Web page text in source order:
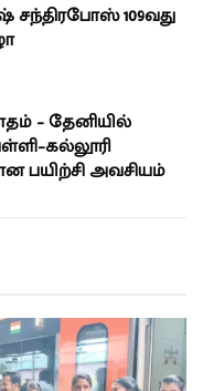
சந்திரபோஸ் 109வது
– தேனியில்
பயிற்சி அவசியம்